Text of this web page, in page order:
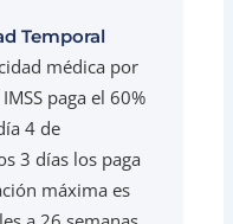
Temporal
médica por
paga el 60%
4 de
3 días los paga
máxima es